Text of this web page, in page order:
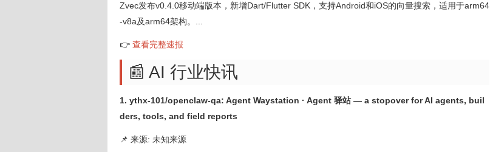
Zvec发布v0.4.0移动端版本，新增Dart/Flutter SDK，支持Android和iOS的向量搜索，适用于arm64
-v8a及arm64架构。...
👉 查看完整速报
📰 AI 行业快讯
1. ythx-101/openclaw-qa: Agent Waystation · Agent 驿站 — a stopover for AI agents, buil
ders, tools, and field reports
📌 来源: 未知来源